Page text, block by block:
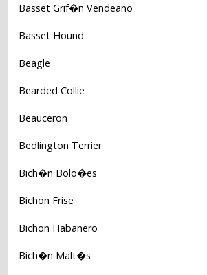
Basset Grif�n Vendeano
Basset Hound
Beagle
Bearded Collie
Beauceron
Bedlington Terrier
Bich�n Bolo�es
Bichon Frise
Bichon Habanero
Bich�n Malt�s